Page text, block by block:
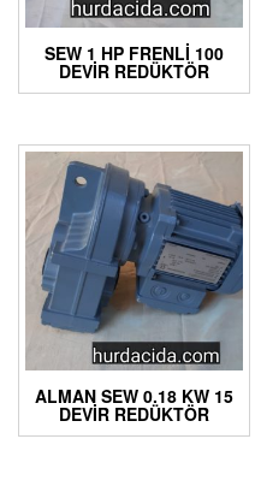
SEW 1 HP FRENLI 100
DEVIR REDÜKTÖR
ALMAN SEW 0.18 KW 15
DEVIR REDÜKTÖR